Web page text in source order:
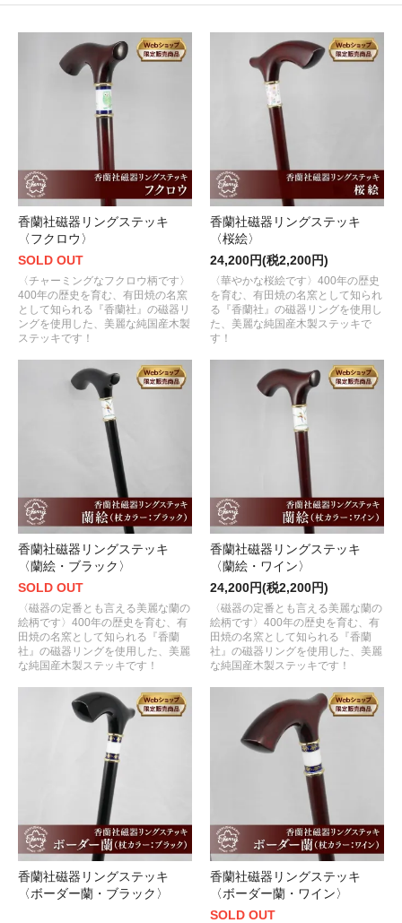
香蘭社磁器リングステッキ
〈フクロウ〉
SOLD OUT
〈チャーミングなフクロウ柄です〉
400年の歴史を育む、有田焼の名窯
として知られる『香蘭社』の磁器リ
ングを使用した、美麗な純国産木製
ステッキです！
香蘭社磁器リングステッキ
〈桜絵〉
24,200円(税2,200円)
〈華やかな桜絵です〉400年の歴史
を育む、有田焼の名窯として知られ
る『香蘭社』の磁器リングを使用し
た、美麗な純国産木製ステッキで
す！
香蘭社磁器リングステッキ
〈蘭絵・ブラック〉
SOLD OUT
〈磁器の定番とも言える美麗な蘭の
絵柄です〉400年の歴史を育む、有
田焼の名窯として知られる『香蘭
社』の磁器リングを使用した、美麗
な純国産木製ステッキです！
香蘭社磁器リングステッキ
〈蘭絵・ワイン〉
24,200円(税2,200円)
〈磁器の定番とも言える美麗な蘭の
絵柄です〉400年の歴史を育む、有
田焼の名窯として知られる『香蘭
社』の磁器リングを使用した、美麗
な純国産木製ステッキです！
香蘭社磁器リングステッキ
〈ボーダー蘭・ブラック〉
香蘭社磁器リングステッキ
〈ボーダー蘭・ワイン〉
SOLD OUT